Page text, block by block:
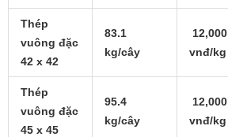
Thép
vuông đặc
42 x 42
83.1
kg/cây
12,000
vnđ/kg
Thép
vuông đặc
45 x 45
95.4
kg/cây
12,000
vnđ/kg